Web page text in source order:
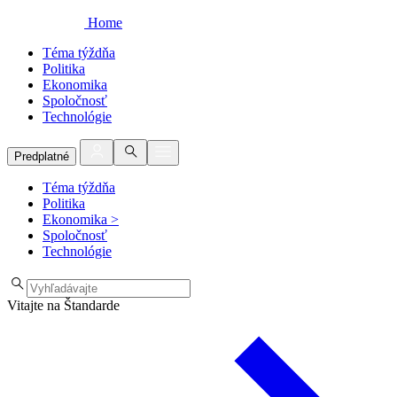
Home
Téma týždňa
Politika
Ekonomika
Spoločnosť
Technológie
Predplatné
Téma týždňa
Politika
Ekonomika >
Spoločnosť
Technológie
Vitajte na Štandarde